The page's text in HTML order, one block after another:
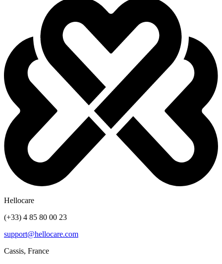
Hellocare
(+33) 4 85 80 00 23
support@hellocare.com
Cassis, France